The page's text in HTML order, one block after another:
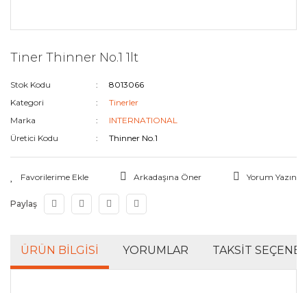
Tiner Thinner No.1 1lt
Stok Kodu
8013066
Kategori
Tinerler
Marka
INTERNATIONAL
Üretici Kodu
Thinner No.1
Arkadaşına Öner Yorum Yazın
Paylaş
ÜRÜN BILGISI YORUMLAR TAKSIT